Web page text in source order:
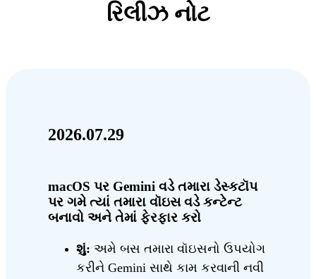
રિલીઝ નોટ
2026.07.29
macOS પર Gemini વડે તમારા ડેસ્કટૉપ
પર ગમે ત્યાં તમારા વૉઇસ વડે કન્ટેન્ટ
બનાવો અને તેમાં ફેરફાર કરો
શું: અમે બસ તમારા વૉઇસનો ઉપયોગ
કરીને Gemini સાથે કામ કરવાની નવી